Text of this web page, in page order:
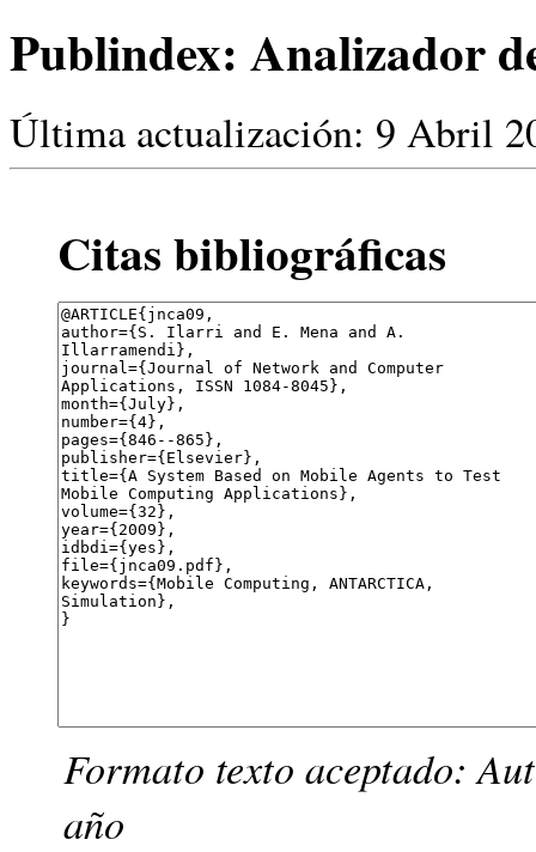
Publindex: Analizador
Última actualización: 9 Abril
Citas bibliográficas
Formato texto aceptado:
año